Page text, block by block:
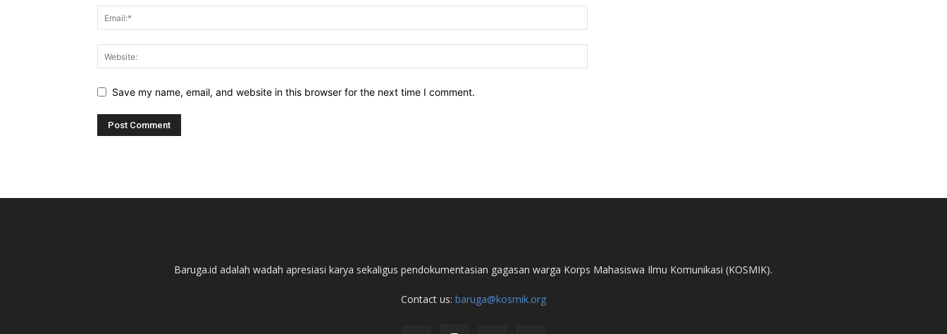
Save my name, email, and website in this browser for the next time I comment.
Baruga.id adalah wadah apresiasi karya sekaligus pendokumentasian gagasan warga Korps Mahasiswa Ilmu Komunikasi (KOSMIK).
Contact us: baruga@kosmik.org